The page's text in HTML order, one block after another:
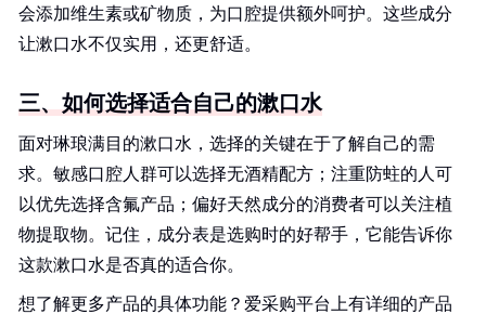
会添加维生素或矿物质，为口腔提供额外呵护。这些成分
让漱口水不仅实用，还更舒适。
三、如何选择适合自己的漱口水
面对琳琅满目的漱口水，选择的关键在于了解自己的需
求。敏感口腔人群可以选择无酒精配方；注重防蛀的人可
以优先选择含氟产品；偏好天然成分的消费者可以关注植
物提取物。记住，成分表是选购时的好帮手，它能告诉你
这款漱口水是否真的适合你。
想了解更多产品的具体功能？爱采购平台上有详细的产品